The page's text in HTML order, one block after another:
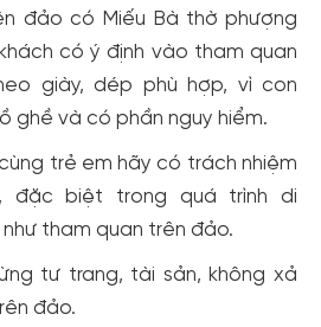
đảo có Miếu Bà thờ phượng
có ý định vào tham quan
giày, dép phù hợp, vì con
ghề và có phần nguy hiểm.
trẻ em hãy có trách nhiệm
đặc biệt trong quá trình di
tham quan trên đảo.
tư trang, tài sản, không xả
đảo.